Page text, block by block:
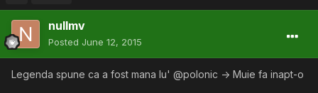
nullmv
Posted June 12, 2015
Legenda spune ca a fost mana lu' @polonic -> Muie fa inapt-o